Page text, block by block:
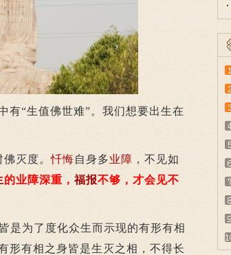
有“生值佛世难”。我们想要出生在
灭度。忏悔自身多业障 ，不见如
的业障深重，福报不够，才会见不
是为了度化众生而示现的有形有相
形有相之身皆是生灭之相，不得长